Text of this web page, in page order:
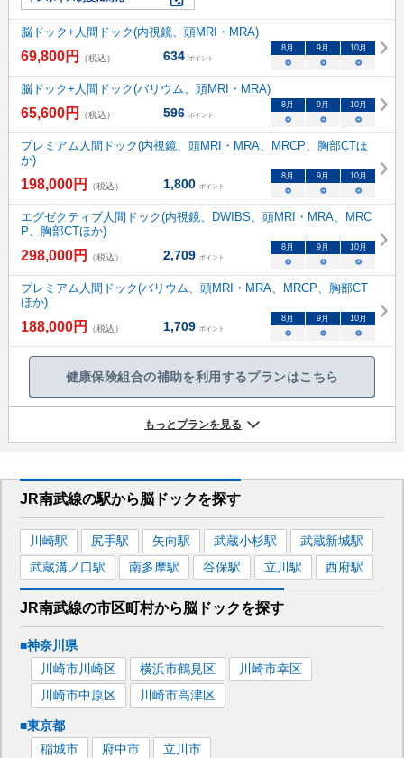
脳ドック+人間ドック(内視鏡、頭MRI・MRA)
69,800円 （税込） 634 ポイント
8月 9月 10月
○ ○ ○
脳ドック+人間ドック(バリウム、頭MRI・MRA)
65,600円 （税込） 596 ポイント
8月 9月 10月
○ ○ ○
プレミアム人間ドック(内視鏡、頭MRI・MRA、MRCP、胸部CTほ
か)
198,000円 （税込） 1,800 ポイント
8月 9月 10月
○ ○ ○
エグゼクティブ人間ドック(内視鏡、DWIBS、頭MRI・MRA、MRC
P、胸部CTほか)
298,000円 （税込） 2,709 ポイント
8月 9月 10月
○ ○ ○
プレミアム人間ドック(バリウム、頭MRI・MRA、MRCP、胸部CT
ほか)
188,000円 （税込） 1,709 ポイント
8月 9月 10月
○ ○ ○
健康保険組合の補助を利用するプランはこちら
もっとプランを見る
JR南武線の駅から脳ドックを探す
川崎駅 尻手駅 矢向駅 武蔵小杉駅 武蔵新城駅
武蔵溝ノ口駅 南多摩駅 谷保駅 立川 駅 西府駅
JR南武線の市区町村から脳ドックを探す
■神奈川県
川崎市川崎区
横浜市鶴見区
川崎市幸区
川崎市中原区
川崎市高津区
■東京都
稲城市
府中市 立川市